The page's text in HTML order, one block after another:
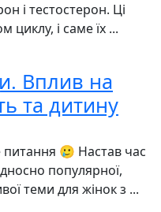
і тестостерон. Ці
і саме їх ...
Вплив на
та дитину
питання 🥲 Настав час
популярної,
теми для жінок з ...